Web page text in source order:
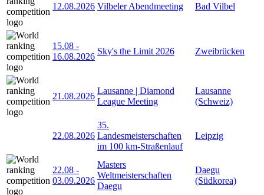
12.08.2026 Vilbeler Abendmeeting Bad Vilbel
15.08 -
16.08.2026
Sky's the Limit 2026 Zweibrücken
21.08.2026
Lausanne | Diamond
League Meeting
Lausanne
(Schweiz)
22.08.2026
35.
Landesmeisterschaften
im 100 km-Straßenlauf
Leipzig
22.08 -
03.09.2026
Masters
Weltmeisterschaften
Daegu
Daegu
(Südkorea)